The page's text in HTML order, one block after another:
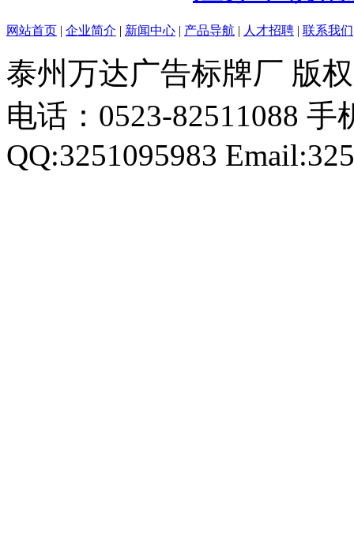
网站首页 | 企业简介 | 新闻中心 | 产品导航 | 人才招聘 | 联系我们
泰州万达广告标牌厂 版
电话：0523-82511088 手
QQ:3251095983